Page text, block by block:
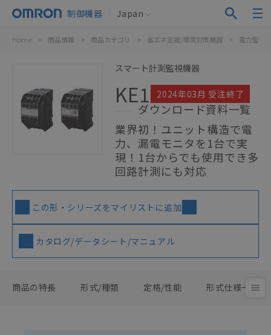
制御機器 Japan
Home > 商品情報 > 商品カテゴリ > 省エネ支援/環境対策機器 > 電力監視
スマート計測監視機器
KE1 2024年03月 受注終了
ダウンロード資料一覧
業界初！ユニット構造で電
力、漏電モニタを1台で実
現！1台からでも使用でき多
回路計測にも対応
この形・シリーズをマイリストに追加
カタログ/データシート/マニュアル
商品の特長 形式/種類 定格/性能 形式仕様一覧